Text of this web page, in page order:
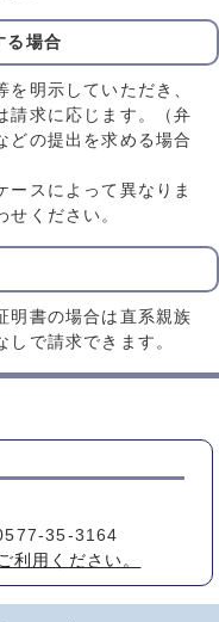
る場合
明示していただき、
請求に応じます。（弁
どの提出を求める場合
ースによって異なりま
ください。
明書の場合は直系親族
で請求できます。
35-3164
利用ください。